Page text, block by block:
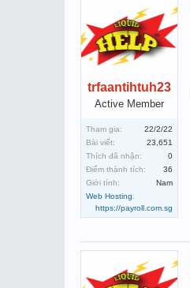
trfaantihtuh23
Active Member
Tham gia:
22/2/22
Bài viết:
23,651
Thích đã nhận:
0
Điểm thành tích:
36
Giới tính:
Nam
Web Hosting:
https://payroll.com.sg